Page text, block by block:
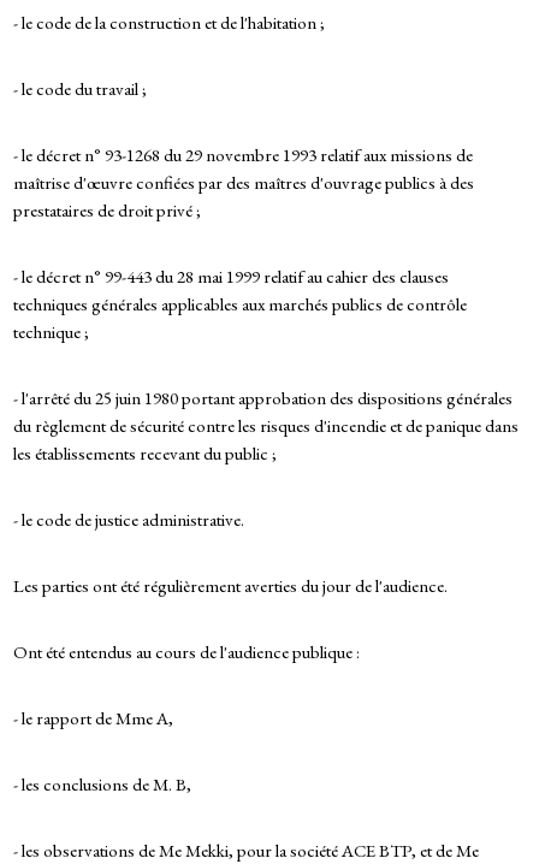
- le code de la construction et de l'habitation ;
- le code du travail ;
- le décret n° 93-1268 du 29 novembre 1993 relatif aux missions de
maîtrise d'œuvre confiées par des maîtres d'ouvrage publics à des
prestataires de droit privé ;
- le décret n° 99-443 du 28 mai 1999 relatif au cahier des clauses
techniques générales applicables aux marchés publics de contrôle
technique ;
- l'arrêté du 25 juin 1980 portant approbation des dispositions générales
du règlement de sécurité contre les risques d'incendie et de panique dans
les établissements recevant du public ;
- le code de justice administrative.
Les parties ont été régulièrement averties du jour de l'audience.
Ont été entendus au cours de l'audience publique :
- le rapport de Mme A,
- les conclusions de M. B,
- les observations de Me Mekki, pour la société ACE BTP, et de Me